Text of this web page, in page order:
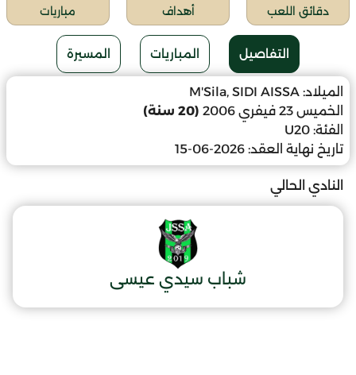
دقائق اللعب أهداف مباريات
التفاصيل المباريات المسيرة
الميلاد: M'Sila, SIDI AISSA
الخميس 23 فيفري 2006
(20 سنة)
الفئة: U20
تاريخ نهاية العقد: 2026-06-15
النادي الحالي
شباب سيدي عيسى